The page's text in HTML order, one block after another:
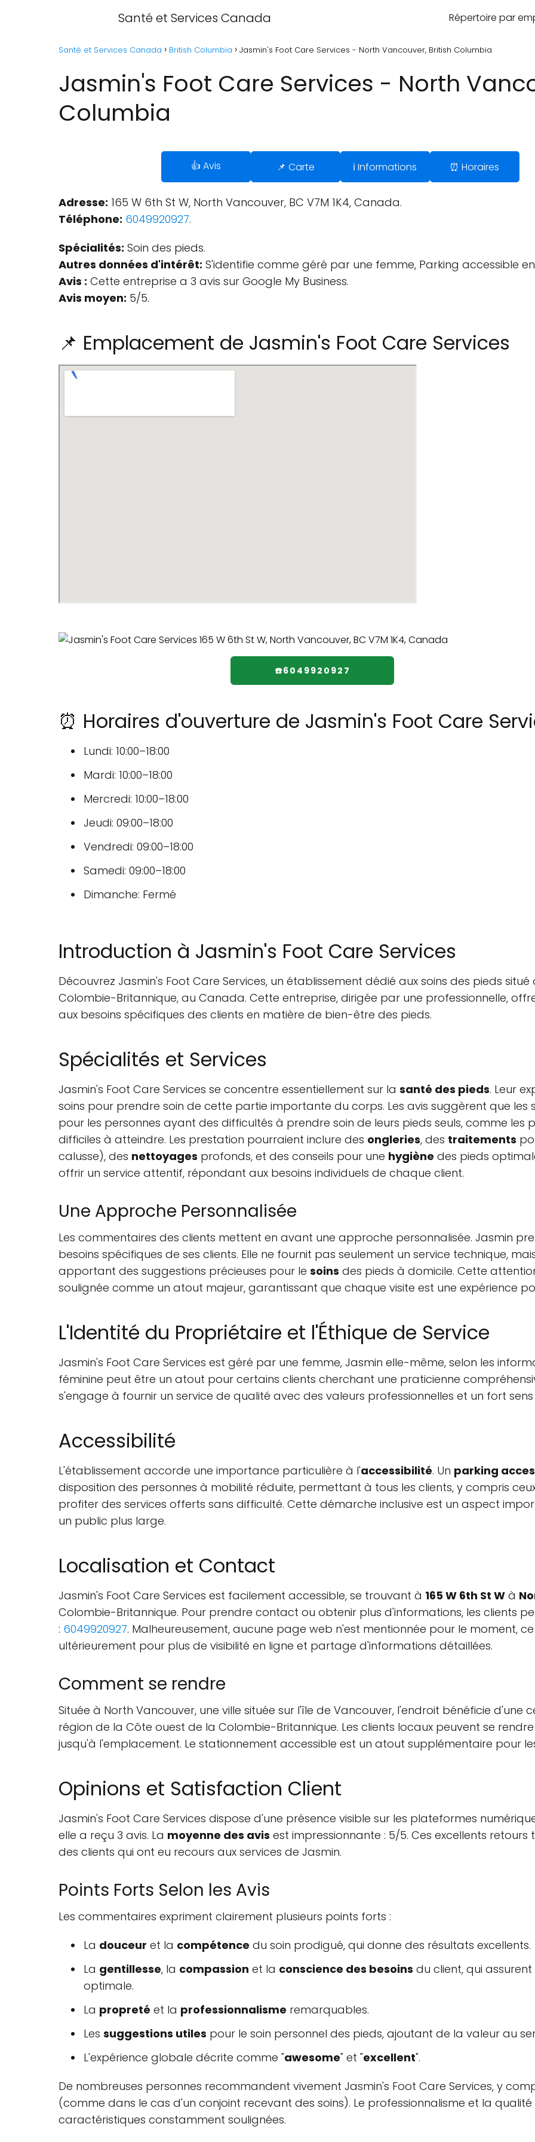
Santé et Services Canada Répertoire par
Santé et Services Canada British Columbia Jasmin's Foot Care Services - North Vancouver, British Columbia
Jasmin's Foot Care Services - North
Columbia
👍 Avis 📌 Carte ℹ️ Informations ⏰ Horaires
Adresse: 165 W 6th St W, North Vancouver, BC V7M 1K4, Canada.
Téléphone: 6049920927.
Spécialités: Soin des pieds.
Autres données d'intérêt: S'identifie comme géré par une femme, Parking accessible
Avis : Cette entreprise a 3 avis sur Google My Business.
Avis moyen: 5/5.
📌 Emplacement de Jasmin's Foot Care Services
☎️6049920927
⏰ Horaires d'ouverture de Jasmin's Foot Care
Lundi: 10:00–18:00
Mardi: 10:00–18:00
Mercredi: 10:00–18:00
Jeudi: 09:00–18:00
Vendredi: 09:00–18:00
Samedi: 09:00–18:00
Dimanche: Fermé
Introduction à Jasmin's Foot Care Services
Découvrez Jasmin's Foot Care Services, un établissement dédié aux soins des pieds
Colombie-Britannique, au Canada. Cette entreprise, dirigée par une professionnelle,
aux besoins spécifiques des clients en matière de bien-être des pieds.
Spécialités et Services
Jasmin's Foot Care Services se concentre essentiellement sur la santé des pieds. Leur
soins pour prendre soin de cette partie importante du corps. Les avis suggèrent que
pour les personnes ayant des difficultés à prendre soin de leurs pieds seuls, comme les
difficiles à atteindre. Les prestation pourraient inclure des ongleries, des traitements
calusse), des nettoyages profonds, et des conseils pour une hygiène des pieds
offrir un service attentif, répondant aux besoins individuels de chaque client.
Une Approche Personnalisée
Les commentaires des clients mettent en avant une approche personnalisée. Jasmin
besoins spécifiques de ses clients. Elle ne fournit pas seulement un service technique,
apportant des suggestions précieuses pour le soins des pieds à domicile. Cette
soulignée comme un atout majeur, garantissant que chaque visite est une expérience
L'Identité du Propriétaire et l'Éthique de Service
Jasmin's Foot Care Services est géré par une femme, Jasmin elle-même, selon les
féminine peut être un atout pour certains clients cherchant une praticienne
s'engage à fournir un service de qualité avec des valeurs professionnelles et un fort
Accessibilité
L'établissement accorde une importance particulière à l'accessibilité. Un parking
disposition des personnes à mobilité réduite, permettant à tous les clients, y compris
profiter des services offerts sans difficulté. Cette démarche inclusive est un aspect
un public plus large.
Localisation et Contact
Jasmin's Foot Care Services est facilement accessible, se trouvant à 165 W 6th St W à
Colombie-Britannique. Pour prendre contact ou obtenir plus d'informations, les clients
: 6049920927. Malheureusement, aucune page web n'est mentionnée pour le moment,
ultérieurement pour plus de visibilité en ligne et partage d'informations détaillées.
Comment se rendre
Située à North Vancouver, une ville située sur l'île de Vancouver, l'endroit bénéficie d'une
région de la Côte ouest de la Colombie-Britannique. Les clients locaux peuvent se
jusqu'à l'emplacement. Le stationnement accessible est un atout supplémentaire pour
Opinions et Satisfaction Client
Jasmin's Foot Care Services dispose d'une présence visible sur les plateformes
elle a reçu 3 avis. La moyenne des avis est impressionnante : 5/5. Ces excellents
des clients qui ont eu recours aux services de Jasmin.
Points Forts Selon les Avis
Les commentaires expriment clairement plusieurs points forts :
La douceur et la compétence du soin prodigué, qui donne des résultats excellents.
La gentillesse, la compassion et la conscience des besoins du client, qui
optimale.
La propreté et la professionnalisme remarquables.
Les suggestions utiles pour le soin personnel des pieds, ajoutant de la valeur au
L'expérience globale décrite comme "awesome" et "excellent".
De nombreuses personnes recommandent vivement Jasmin's Foot Care Services, y
(comme dans le cas d'un conjoint recevant des soins). Le professionnalisme et la
caractéristiques constamment soulignées.